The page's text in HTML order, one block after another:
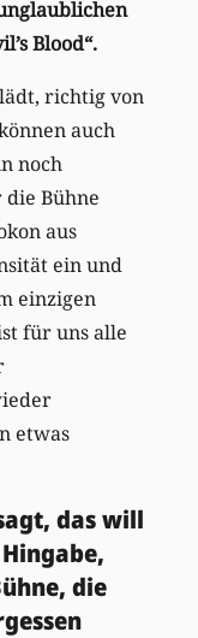
Blood“.
richtig von
auch
noch
Bühne
aus
ein und
einzigen
für uns alle
etwas
das will
die